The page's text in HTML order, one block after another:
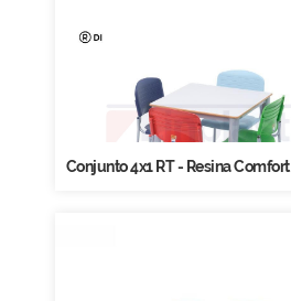
Conjunto 4x1 RT - Resina Comfort